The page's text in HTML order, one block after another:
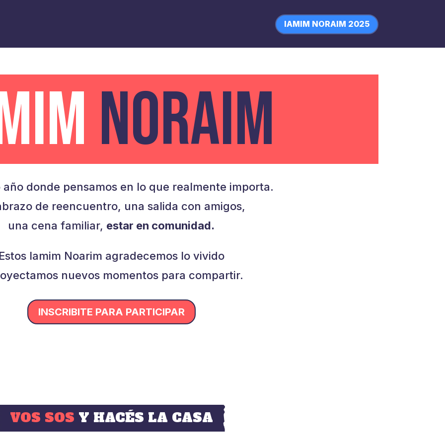
IAMIM NORAIM 2025
NORAIM
donde pensamos en lo que realmente importa.
de reencuentro, una salida con amigos,
una cena familiar, estar en comunidad.
Iamim Noarim agradecemos lo vivido
nuevos momentos para compartir.
INSCRIBITE PARA PARTICIPAR
VOS SOS Y HACÉS LA CASA